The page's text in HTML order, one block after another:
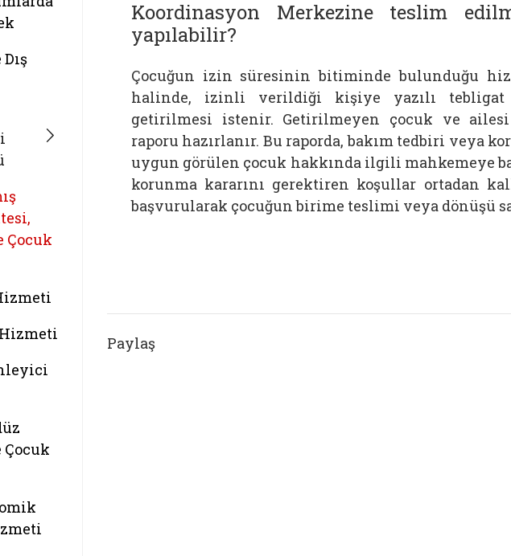
Çocuk
Koordinasyon Merkezine teslim
yapılabilir?
Çocuğun izin süresinin bitiminde bulunduğu
halinde, izinli verildiği kişiye yazılı tebligat
getirilmesi istenir. Getirilmeyen çocuk ve
raporu hazırlanır. Bu raporda, bakım tedbiri veya
uygun görülen çocuk hakkında ilgili mahkemeye
korunma kararını gerektiren koşullar ortadan
başvurularak çocuğun birime teslimi veya dönüşü
Paylaş